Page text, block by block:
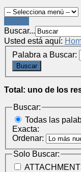
Buscar...
Usted está aquí:
Palabra a Buscar:
Buscar
Total: uno de los
Buscar:
Todas las
Exacta:
Ordenar:
Solo Buscar: